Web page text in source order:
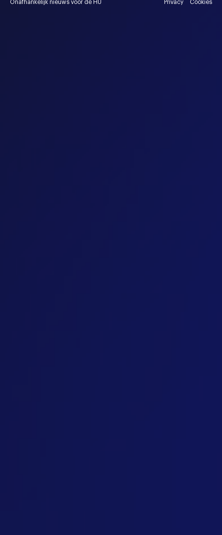
Onafhankelijk nieuws voor de HU Privacy Cookies